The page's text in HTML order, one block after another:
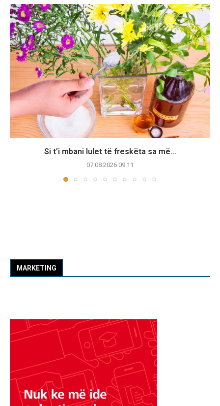
Si t’i mbani lulet të freskëta sa më...
07.08.2026 09:11
MARKETING